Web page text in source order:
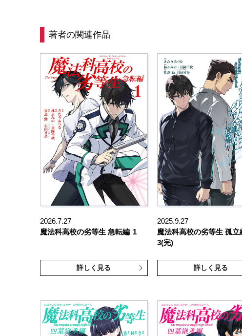
著者の関連作品
2026.7.27
魔法科高校の劣等生 急転編 1
詳しく見る
2025.9.27
魔法科高校の劣等生 孤立
3(完)
詳しく見る